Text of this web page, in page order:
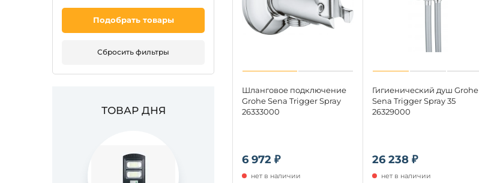
Подобрать товары
Сбросить фильтры
ТОВАР ДНЯ
6 972 ₽
Шланговое подключение
Grohe Sena Trigger Spray
26333000
нет в наличии
26 238 ₽
Гигиенический душ Grohe
Sena Trigger Spray 35
26329000
нет в наличии